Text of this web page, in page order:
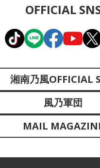
OFFICIAL
湘南乃風OFFICIAL
風乃軍団
MAIL